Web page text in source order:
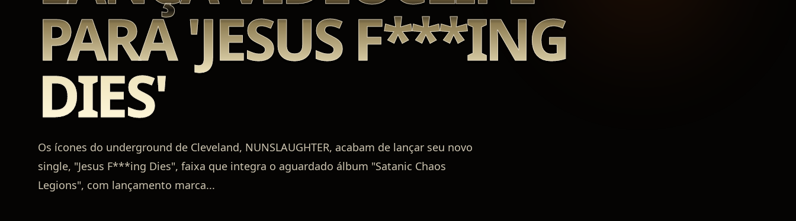
PARA 'JESUS F***ING
DIES'
Os ícones do underground de Cleveland, NUNSLAUGHTER, acabam de lançar seu novo
single, "Jesus F***ing Dies", faixa que integra o aguardado álbum "Satanic Chaos
Legions", com lançamento marca...